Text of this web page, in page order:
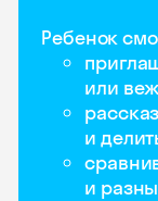
Ребенок
или
и
и